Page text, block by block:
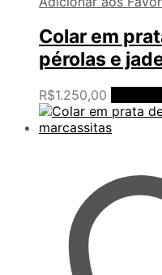
Colar em
pérolas e
R$1.250,00